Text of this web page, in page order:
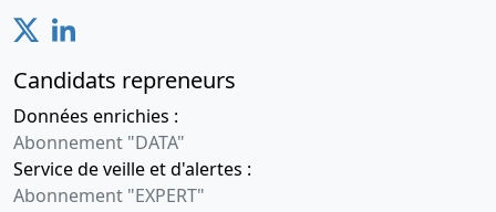
Candidats repreneurs
Données enrichies :
Abonnement "DATA"
Service de veille et d'alertes :
Abonnement "EXPERT"